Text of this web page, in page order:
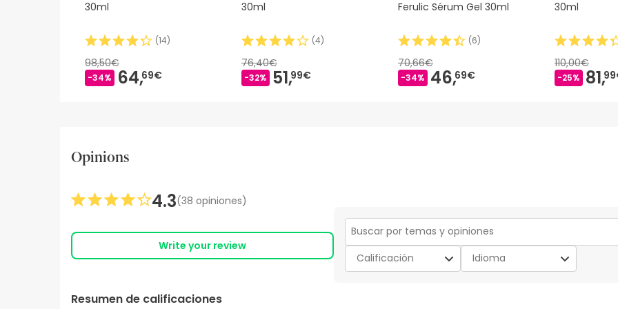
30ml
(14)
98,50€
-34% 64,69€
30ml
(4)
76,40€
-32% 51,99€
Ferulic Sérum Gel 30ml
(6)
70,66€
-34% 46,69€
30ml
110,00€
-25% 81,
Opinions
Resumen de calificaciones
4.3(38 opiniones)
Write your review
Región
de
búsqueda
Calificación Idioma